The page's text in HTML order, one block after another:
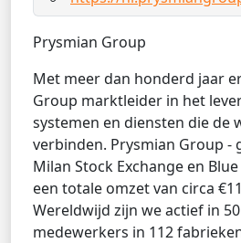
Prysmian Group
Met meer dan honderd jaar
Group marktleider in het
systemen en diensten die de
verbinden. Prysmian Group -
Milan Stock Exchange en
een totale omzet van circa
Wereldwijd zijn we actief in
medewerkers in 112